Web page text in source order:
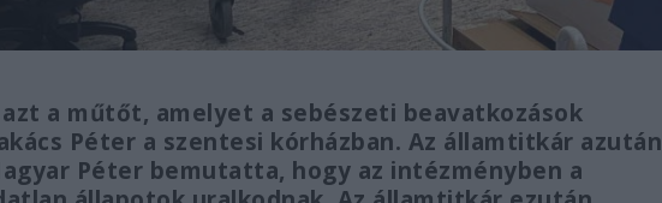
a műtőt, amelyet a sebészeti beavatkozások
Péter a szentesi kórházban. Az államtitkár azután
Péter bemutatta, hogy az intézményben a